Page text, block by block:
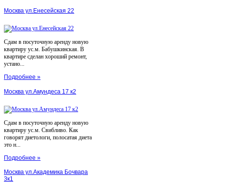
Москва ул.Енесейская 22
Сдам в посуточную аренду новую
квартиру ус.м. Бабушкинская. В
квартире сделан хороший ремонт,
устано...
Подробнее »
Москва ул.Амундеса 17 к2
Сдам в посуточную аренду новую
квартиру ус.м. Свибливо. Как
говорят диетологи, полосатая диета
это н...
Подробнее »
Москва ул.Академика Бочвара
3к1